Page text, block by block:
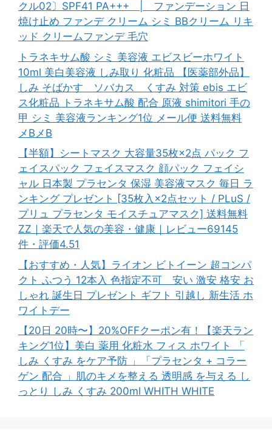
クル02〕SPF41 PA+++ | ファンデーション 日
焼け止め ファンデ クリーム シミ BBクリーム リキ
ッド クリームファンデ 毛穴
トラネキサム酸 シミ 美容液 エビスビーホワイト
10ml 美白美容液 しみ取り 化粧品 【医薬部外品】
しみ そばかす ソバカス くすみ 対策 ebis エビ
ス化粧品 トラネキサム酸 配合 原液 shimitori 手の
甲 シミ 美容液ランキング1位 メール便 送料無料
メBメB
【半額】シートマスク 大容量35枚×2点 パック フ
ェイスパック フェイスマスク 顔パック フェイシ
ャル 日本製 プラセンタ 保湿 美容液マスク 毎日 ラ
ンキング プレゼント [35枚入×2点セット / PLuS /
プリュ プラセンタ モイスチュアマスク] 送料無料
ZZ｜楽天で人気の美容・健康｜レビュー69145
件・評価4.51
【おすすめ・人気】ライオン ビトイーン 超コンパ
クト ふつう 12本入 色指定不可 安い 激安 格安 お
しゃれ 誕生日 プレゼント ギフト 引越し 新生活 ホ
ワイトデー
【20日 20時〜】20%OFFクーポン有！【楽天ラン
キング1位】美白 薬用 化粧水 フィス ホワイト 「
しみ くすみ をケア予防 」「プラセンタ + コラー
ゲン 配合 」肌のキメを整える 透明感 を与える し
っとり しみ くすみ 200ml WHITH WHITE